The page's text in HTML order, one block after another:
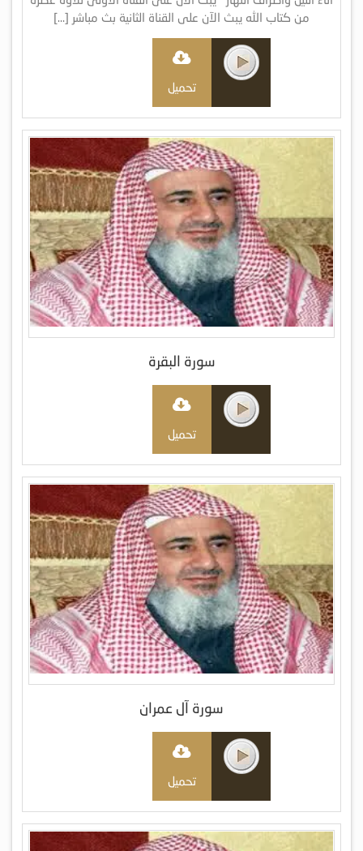
من كتاب الله يبث الآن على القناة الثانية بث مباشر […]
تحميل
سورة البقرة
تحميل
سورة آل عمران
تحميل